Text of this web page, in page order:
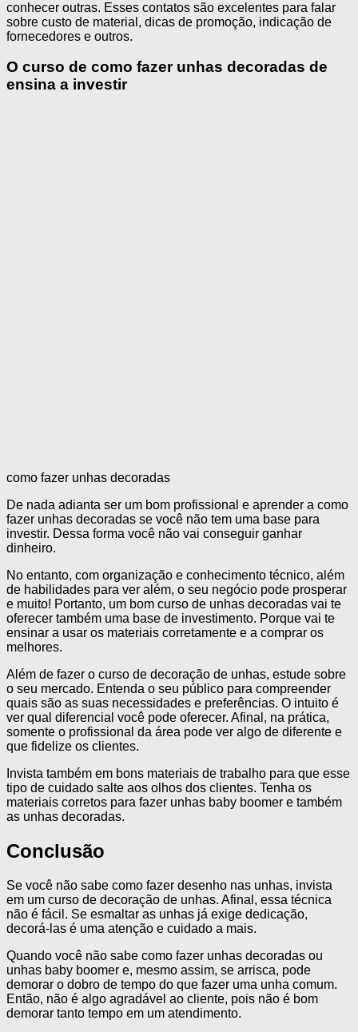
conhecer outras. Esses contatos são excelentes para falar
sobre custo de material, dicas de promoção, indicação de
fornecedores e outros.
O curso de como fazer unhas decoradas de
ensina a investir
como fazer unhas decoradas
De nada adianta ser um bom profissional e aprender a como
fazer unhas decoradas se você não tem uma base para
investir. Dessa forma você não vai conseguir ganhar
dinheiro.
No entanto, com organização e conhecimento técnico, além
de habilidades para ver além, o seu negócio pode prosperar
e muito! Portanto, um bom curso de unhas decoradas vai te
oferecer também uma base de investimento. Porque vai te
ensinar a usar os materiais corretamente e a comprar os
melhores.
Além de fazer o curso de decoração de unhas, estude sobre
o seu mercado. Entenda o seu público para compreender
quais são as suas necessidades e preferências. O intuito é
ver qual diferencial você pode oferecer. Afinal, na prática,
somente o profissional da área pode ver algo de diferente e
que fidelize os clientes.
Invista também em bons materiais de trabalho para que esse
tipo de cuidado salte aos olhos dos clientes. Tenha os
materiais corretos para fazer unhas baby boomer e também
as unhas decoradas.
Conclusão
Se você não sabe como fazer desenho nas unhas, invista
em um curso de decoração de unhas. Afinal, essa técnica
não é fácil. Se esmaltar as unhas já exige dedicação,
decorá-las é uma atenção e cuidado a mais.
Quando você não sabe como fazer unhas decoradas ou
unhas baby boomer e, mesmo assim, se arrisca, pode
demorar o dobro de tempo do que fazer uma unha comum.
Então, não é algo agradável ao cliente, pois não é bom
demorar tanto tempo em um atendimento.